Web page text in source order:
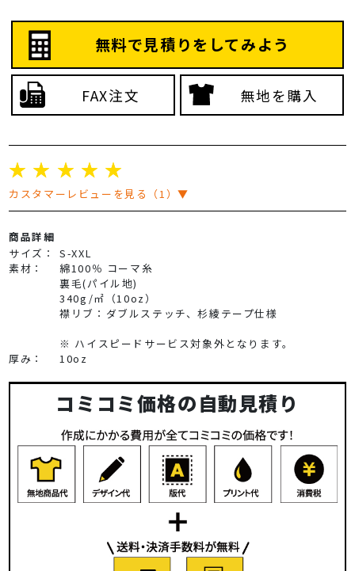
無料で見積りをしてみよう
FAX注文 無地を購入
☆ ☆ ☆ ☆ ☆
カスタマーレビューを見る（1）▼
商品詳細
サイズ：
S-XXL
素材：
綿100％ コーマ糸
裏毛(パイル地)
340g/㎡（10oz）
襟リブ：ダブルステッチ、杉綾テープ仕様
※ ハイスピードサービス対象外となります。
厚み：
10oz
コミコミ価格の自動見積り